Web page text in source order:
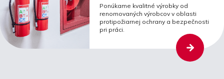
Ponúkame kvalitné výrobky od
renomovaných výrobcov v oblasti
protipožiarnej ochrany a bezpečnosti
pri práci.